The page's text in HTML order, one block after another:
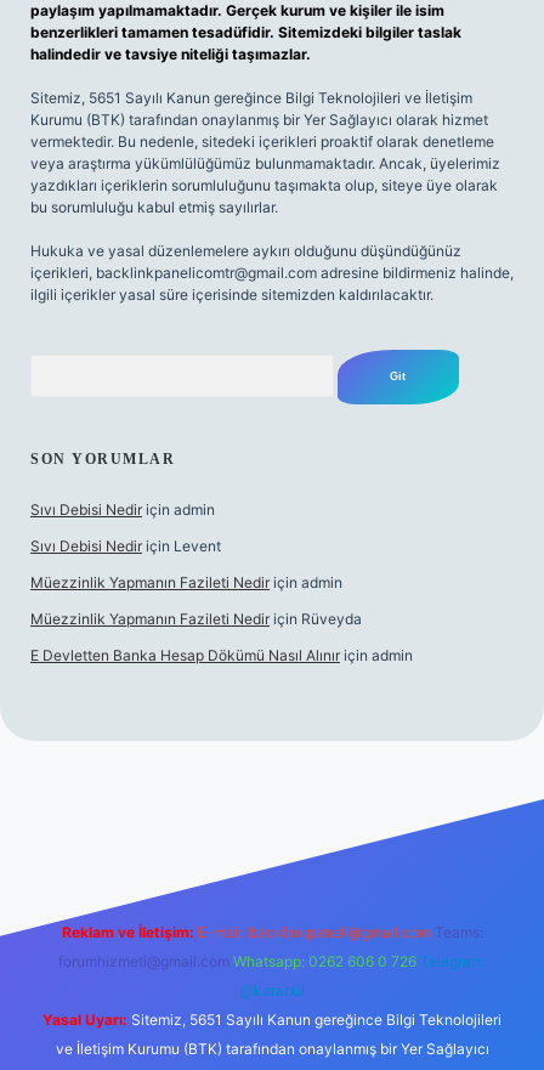
paylaşım yapılmamaktadır. Gerçek kurum ve kişiler ile isim
benzerlikleri tamamen tesadüfidir. Sitemizdeki bilgiler taslak
halindedir ve tavsiye niteliği taşımazlar.
Sitemiz, 5651 Sayılı Kanun gereğince Bilgi Teknolojileri ve İletişim
Kurumu (BTK) tarafından onaylanmış bir Yer Sağlayıcı olarak hizmet
vermektedir. Bu nedenle, sitedeki içerikleri proaktif olarak denetleme
veya araştırma yükümlülüğümüz bulunmamaktadır. Ancak, üyelerimiz
yazdıkları içeriklerin sorumluluğunu taşımakta olup, siteye üye olarak
bu sorumluluğu kabul etmiş sayılırlar.
Hukuka ve yasal düzenlemelere aykırı olduğunu düşündüğünüz
içerikleri, backlinkpanelicomtr@gmail.com adresine bildirmeniz halinde,
ilgili içerikler yasal süre içerisinde sitemizden kaldırılacaktır.
SON YORUMLAR
Sıvı Debisi Nedir için admin
Sıvı Debisi Nedir için Levent
Müezzinlik Yapmanın Fazileti Nedir için admin
Müezzinlik Yapmanın Fazileti Nedir için Rüveyda
E Devletten Banka Hesap Dökümü Nasıl Alınır için admin
Reklam ve İletişim: E-mail: backlinkpaneli@gmail.com Teams:
forumhizmeti@gmail.com Whatsapp: 0262 606 0 726 Telegram:
@karabul
Yasal Uyarı: Sitemiz, 5651 Sayılı Kanun gereğince Bilgi Teknolojileri
ve İletişim Kurumu (BTK) tarafından onaylanmış bir Yer Sağlayıcı